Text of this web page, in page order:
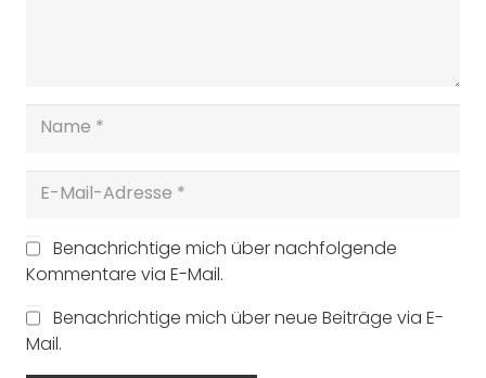
Benachrichtige mich über nachfolgende
Kommentare via E-Mail.
Benachrichtige mich über neue Beiträge via E-
Mail.